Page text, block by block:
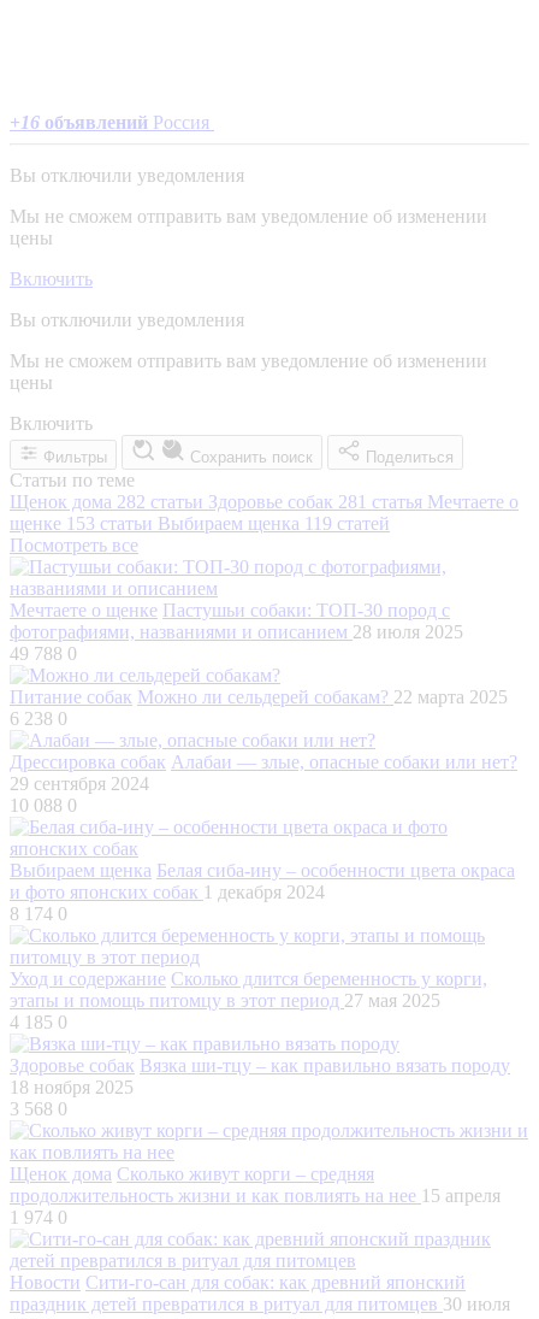
+16 объявлений Россия
Вы отключили уведомления
Мы не сможем отправить вам уведомление об изменении
цены
Включить
Вы отключили уведомления
Мы не сможем отправить вам уведомление об изменении
цены
Включить
Фильтры Сохранить поиск Поделиться
Статьи по теме
Щенок дома 282 статьи Здоровье собак 281 статья Мечтаете о
щенке 153 статьи Выбираем щенка 119 статей
Посмотреть все
Мечтаете о щенке Пастушьи собаки: ТОП-30 пород с
фотографиями, названиями и описанием 28 июля 2025
49 788 0
Питание собак Можно ли сельдерей собакам? 22 марта 2025
6 238 0
Дрессировка собак Алабаи — злые, опасные собаки или нет?
29 сентября 2024
10 088 0
Выбираем щенка Белая сиба-ину – особенности цвета окраса
и фото японских собак 1 декабря 2024
8 174 0
Уход и содержание Сколько длится беременность у корги,
этапы и помощь питомцу в этот период 27 мая 2025
4 185 0
Здоровье собак Вязка ши-тцу – как правильно вязать породу
18 ноября 2025
3 568 0
Щенок дома Сколько живут корги – средняя
продолжительность жизни и как повлиять на нее 15 апреля
1 974 0
Новости Сити-го-сан для собак: как древний японский
праздник детей превратился в ритуал для питомцев 30 июля